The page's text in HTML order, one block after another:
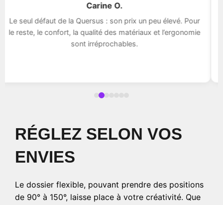
Carine O.
Le seul défaut de la Quersus : son prix un peu élevé. Pour
le reste, le confort, la qualité des matériaux et l’ergonomie
sont irréprochables.
RÉGLEZ SELON VOS
ENVIES
Le dossier flexible, pouvant prendre des positions
de 90° à 150°, laisse place à votre créativité. Que